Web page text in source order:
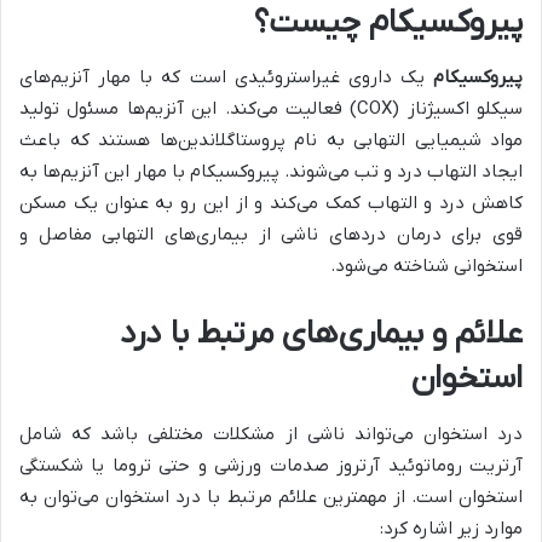
پیروکسیکام چیست؟
پیروکسیکام یک داروی غیراستروئیدی است که با مهار آنزیم‌های
سیکلو اکسیژناز (COX) فعالیت می‌کند. این آنزیم‌ها مسئول تولید
مواد شیمیایی التهابی به نام پروستاگلاندین‌ها هستند که باعث
ایجاد التهاب درد و تب می‌شوند. پیروکسیکام با مهار این آنزیم‌ها به
کاهش درد و التهاب کمک می‌کند و از این رو به عنوان یک مسکن
قوی برای درمان دردهای ناشی از بیماری‌های التهابی مفاصل و
استخوانی شناخته می‌شود.
علائم و بیماری‌های مرتبط با درد
استخوان
درد استخوان می‌تواند ناشی از مشکلات مختلفی باشد که شامل
آرتریت روماتوئید آرتروز صدمات ورزشی و حتی تروما یا شکستگی
استخوان است. از مهمترین علائم مرتبط با درد استخوان می‌توان به
موارد زیر اشاره کرد: